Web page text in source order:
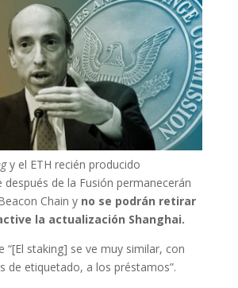
y el ETH recién producido
de la Fusión permanecerán
Chain y no se podrán retirar
la actualización Shanghai.
“[El staking] se ve muy similar, con
de etiquetado, a los préstamos”.